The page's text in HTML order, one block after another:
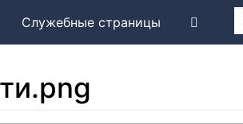
Служебные страницы